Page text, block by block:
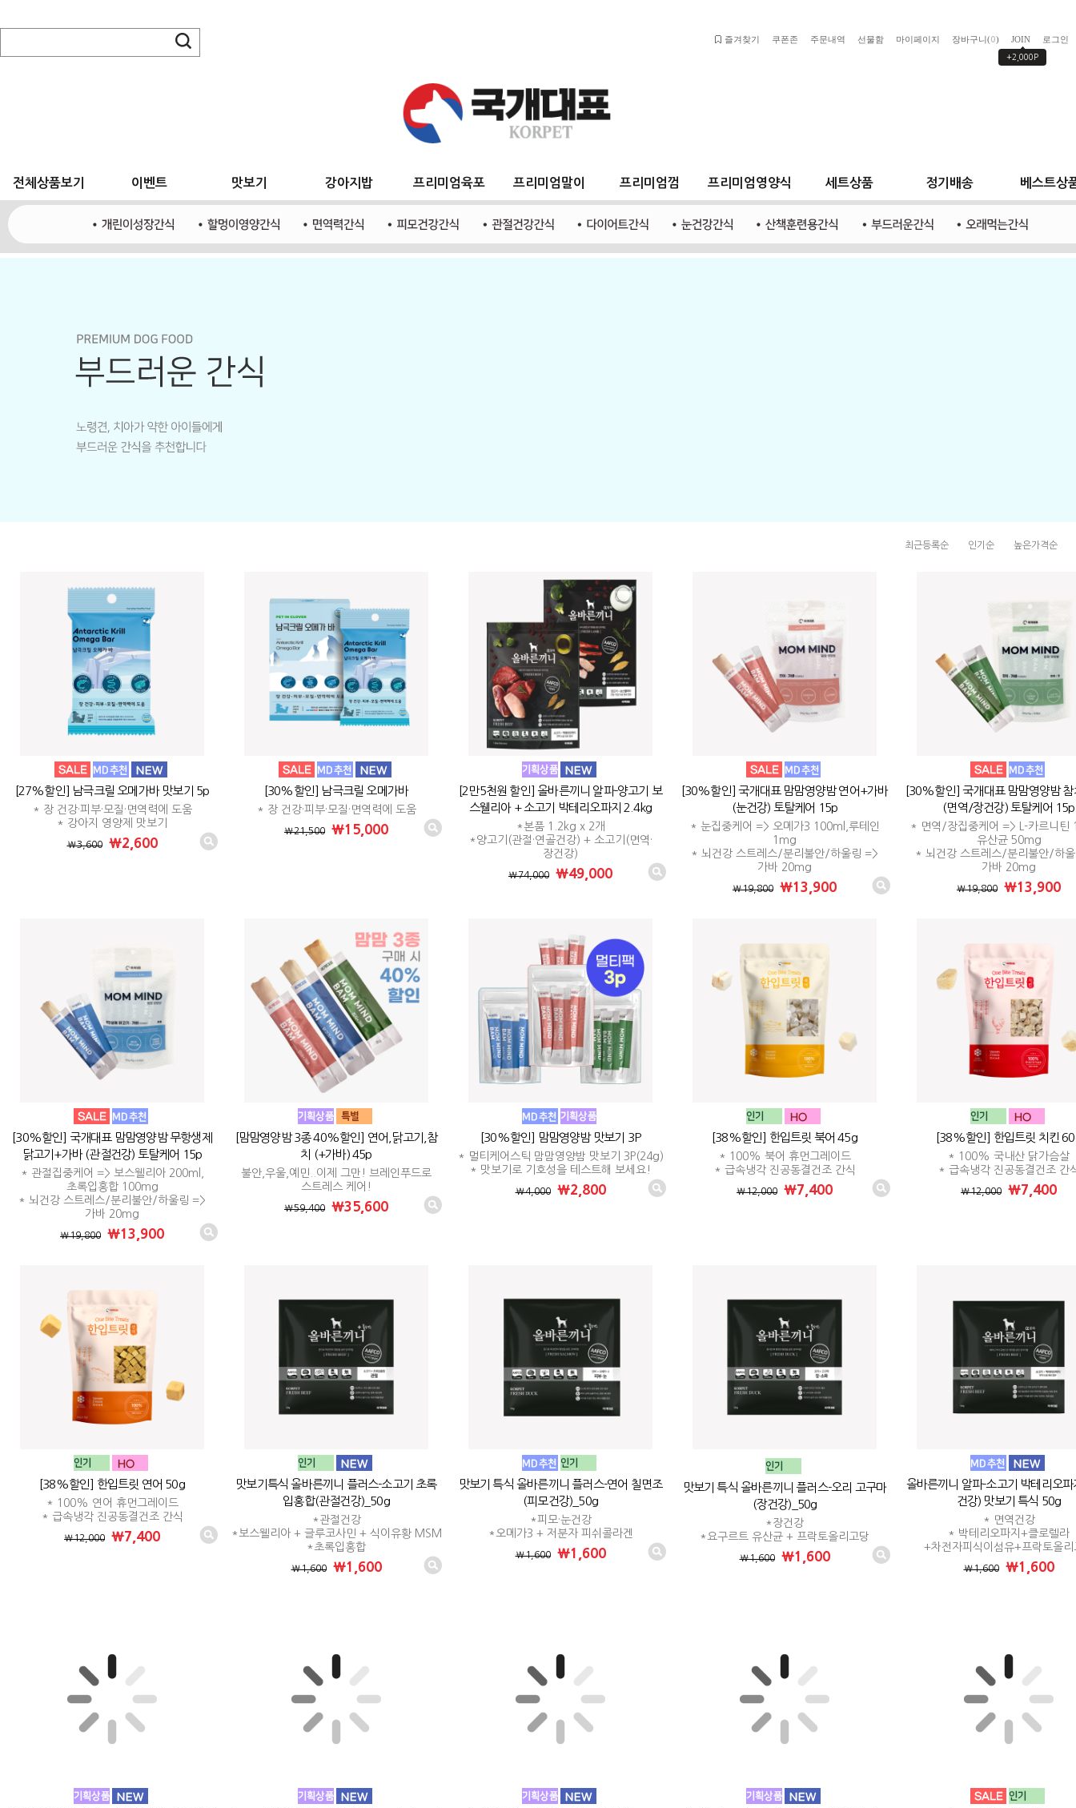
로그인
JOIN
+2,000P
장바구니(0)
마이페이지
선물함
주문내역
쿠폰존
즐겨찾기
전체상품보기 이벤트 맛보기 강아지밥 프리미엄육포 프리미엄말이 프리미엄껌 프리미엄영양식 세트상품 정기배송 베스트상
최근등록순 인기순 높은가격순
[27%할인] 남극크릴 오메가바 맛보기 5p
* 장 건강·피부·모질·면역력에 도움
* 강아지 영양제 맛보기
₩3,600 ₩2,600
[30%할인] 남극크릴 오메가바
* 장 건강·피부·모질·면역력에 도움
₩21,500 ₩15,000
[2만5천원 할인] 올바른끼니 알파-양고기 보
스웰리아 + 소고기 박테리오파지 2.4kg
*본품 1.2kg x 2개
*양고기(관절·연골건강) + 소고기(면역·
장건강)
₩74,000 ₩49,000
[30%할인] 국개대표 맘맘영양밤 연어+가바
(눈건강) 토탈케어 15p
* 눈집중케어 => 오메가3 100ml,루테인
1mg
* 뇌건강 스트레스/분리불안/하울링 =>
가바 20mg
₩19,800 ₩13,900
[30%할인] 국개대표 맘맘영양밤
(면역/장건강) 토탈케어 15p
* 면역/장집중케어 => L-카르니틴
유산균 50mg
* 뇌건강 스트레스/분리불안/하
가바 20mg
₩19,800 ₩13,900
[30%할인] 국개대표 맘맘영양밤 무항생제
닭고기+가바 (관절건강) 토탈케어 15p
* 관절집중케어 => 보스웰리아 200ml,
초록입홍합 100mg
* 뇌건강 스트레스/분리불안/하울링 =>
가바 20mg
₩19,800 ₩13,900
[맘맘영양밤 3종 40%할인] 연어,닭고기,참
치 (+가바) 45p
불안,우울,예민..이제 그만! 브레인푸드로
스트레스 케어!
₩59,400 ₩35,600
[30%할인] 맘맘영양밤 맛보기 3P
* 멀티케어스틱 맘맘영양밤 맛보기 3P(24g)
* 맛보기로 기호성을 테스트해 보세요!
₩4,000 ₩2,800
[38%할인] 한입트릿 북어 45g
* 100% 북어 휴먼그레이드
* 급속냉각 진공동결건조 간식
₩12,000 ₩7,400
[38%할인] 한입트릿 치킨
* 100% 국내산 닭가슴살
* 급속냉각 진공동결건조 간
₩12,000 ₩7,400
[38%할인] 한입트릿 연어 50g
* 100% 연어 휴먼그레이드
* 급속냉각 진공동결건조 간식
₩12,000 ₩7,400
맛보기특식 올바른끼니 플러스-소고기 초록
입홍합(관절건강)_50g
*관절건강
*보스웰리아 + 글루코사민 + 식이유황 MSM
*초록입홍합
₩1,600 ₩1,600
맛보기 특식 올바른끼니 플러스-연어 칠면조
(피모건강)_50g
*피모·눈건강
*오메가3 + 저분자 피쉬콜라겐
₩1,600 ₩1,600
맛보기 특식 올바른끼니 플러스-오리 고구마
(장건강)_50g
*장건강
*요구르트 유산균 + 프락토올리고당
₩1,600 ₩1,600
올바른끼니 알파-소고기 박테리오
건강) 맛보기 특식 50g
* 면역건강
* 박테리오파지+클로렐라
+차전자피식이섬유+프락토올리
₩1,600 ₩1,600